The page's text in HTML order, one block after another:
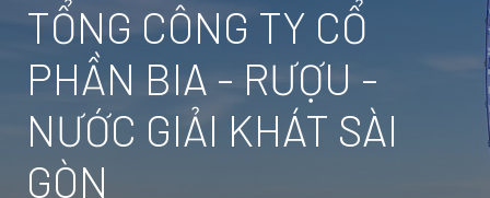
TỔNG CÔNG TY CỔ
PHẦN BIA - RƯỢU -
NƯỚC GIẢI KHÁT SÀI
GÒN